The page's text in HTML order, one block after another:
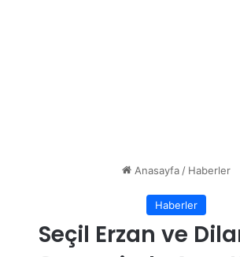
Anasayfa/ Haberler
Haberler
Seçil Erzan ve